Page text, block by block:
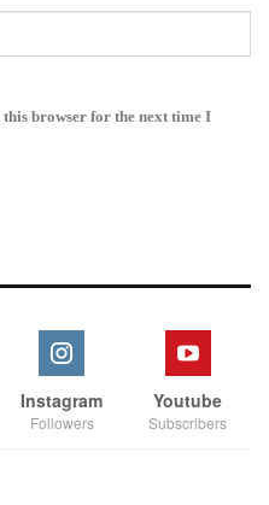
this browser for the next time I
Instagram
Followers
Youtube
Subscribers